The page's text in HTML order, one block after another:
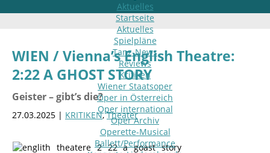
Aktuelles
Startseite
Aktuelles
Spielpläne
Tanz-News
Reviews
Kritiken
Wiener Staatsoper
Oper in Österreich
Oper international
Oper Archiv
Operette-Musical
Ballett/Performance
WIEN / Vienna’s English Theatre:
2:22 A GHOST STORY
Geister – gibt’s die?
27.03.2025 | KRITIKEN,Theater